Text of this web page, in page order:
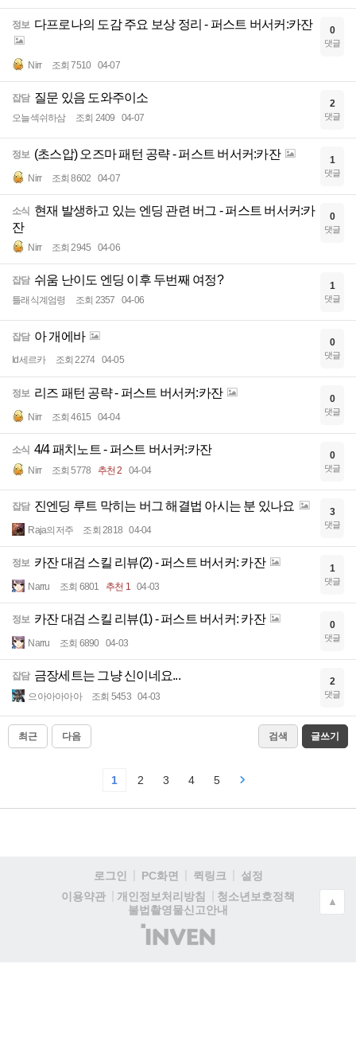
정보 다프로나의 도감 주요 보상 정리 - 퍼스트 버서커:카잔
Nirr 조회 7510 04-07
0
댓글
잡담 질문 있음 도와주이소
오늘섹쉬하삼 조회 2409 04-07
2
댓글
정보 (초스압) 오즈마 패턴 공략 - 퍼스트 버서커:카잔
Nirr 조회 8602 04-07
1
댓글
소식
현재 발생하고 있는 엔딩 관련 버그 - 퍼스트 버서커:카
잔
Nirr 조회 2945 04-06
0
댓글
잡담 쉬움 난이도 엔딩 이후 두번째 여정?
틀래식계엄령 조회 2357 04-06
1
댓글
잡담 아 개에바
Id세르카 조회 2274 04-05
0
댓글
정보 리즈 패턴 공략 - 퍼스트 버서커:카잔
Nirr 조회 4615 04-04
0
댓글
소식 4/4 패치노트 - 퍼스트 버서커:카잔
Nirr 조회 5778 추천 2 04-04
0
댓글
잡담 진엔딩 루트 막히는 버그 해결법 아시는 분 있나요
Raja의저주 조회 2818 04-04
3
댓글
정보 카잔 대검 스킬 리뷰(2) - 퍼스트 버서커: 카잔
Narru 조회 6801 추천 1 04-03
1
댓글
정보 카잔 대검 스킬 리뷰(1) - 퍼스트 버서커: 카잔
Narru 조회 6890 04-03
0
댓글
잡담 금장세트는 그냥 신이네요...
으아아아아아 조회 5453 04-03
2
댓글
최근 다음 검색 글쓰기
1 2 3 4 5
로그인 PC화면 퀵링크
설정
이용약관
개인정보처리방침
청소년보호정책
불법촬영물신고안내
(주)
인
▲